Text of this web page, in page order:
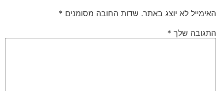
האימייל לא יוצג באתר. שדות החובה מסומנים *
התגובה שלך *